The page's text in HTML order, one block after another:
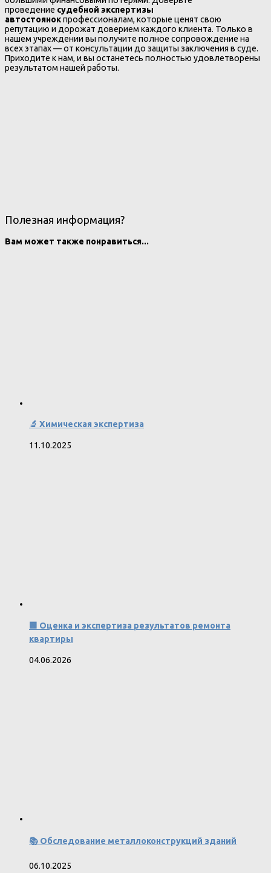
проведение судебной экспертизы
автостоянокпрофессионалам, которые ценят свою
репутацию и дорожат доверием каждого клиента. Только в
нашем учреждении вы получите полное сопровождение на
всех этапах — от консультации до защиты заключения в суде.
Приходите к нам, и вы останетесь полностью удовлетворены
результатом нашей работы.
Полезная информация?
Вам может также понравиться...
🔬 Химическая экспертиза
11.10.2025
🟩 Оценка и экспертиза результатов ремонта
квартиры
04.06.2026
📚 Обследование металлоконструкций зданий
06.10.2025